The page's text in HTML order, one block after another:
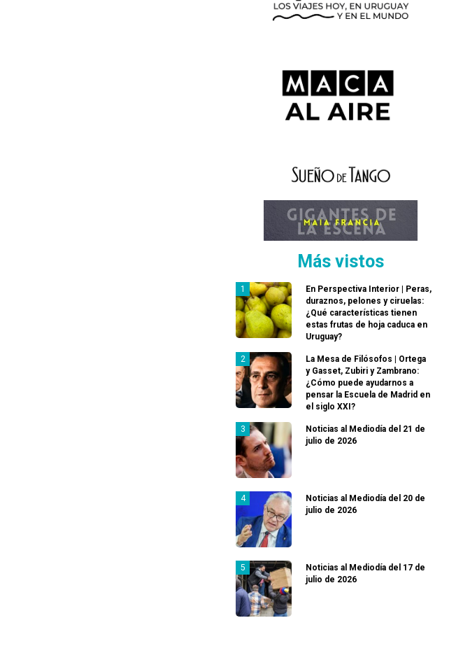
Más vistos
En Perspectiva Interior | Peras,
duraznos, pelones y ciruelas:
¿Qué características tienen
estas frutas de hoja caduca en
Uruguay?
La Mesa de Filósofos | Ortega
y Gasset, Zubiri y Zambrano:
¿Cómo puede ayudarnos a
pensar la Escuela de Madrid en
el siglo XXI?
Noticias al Mediodía del 21 de
julio de 2026
Noticias al Mediodía del 20 de
julio de 2026
Noticias al Mediodía del 17 de
julio de 2026